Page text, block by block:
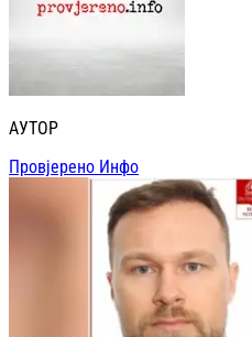
АУТОР
Провјерено Инфо